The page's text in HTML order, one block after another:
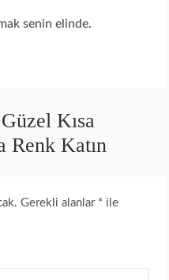
senin elinde.
Kısa
Renk Katın
Gerekli alanlar * ile